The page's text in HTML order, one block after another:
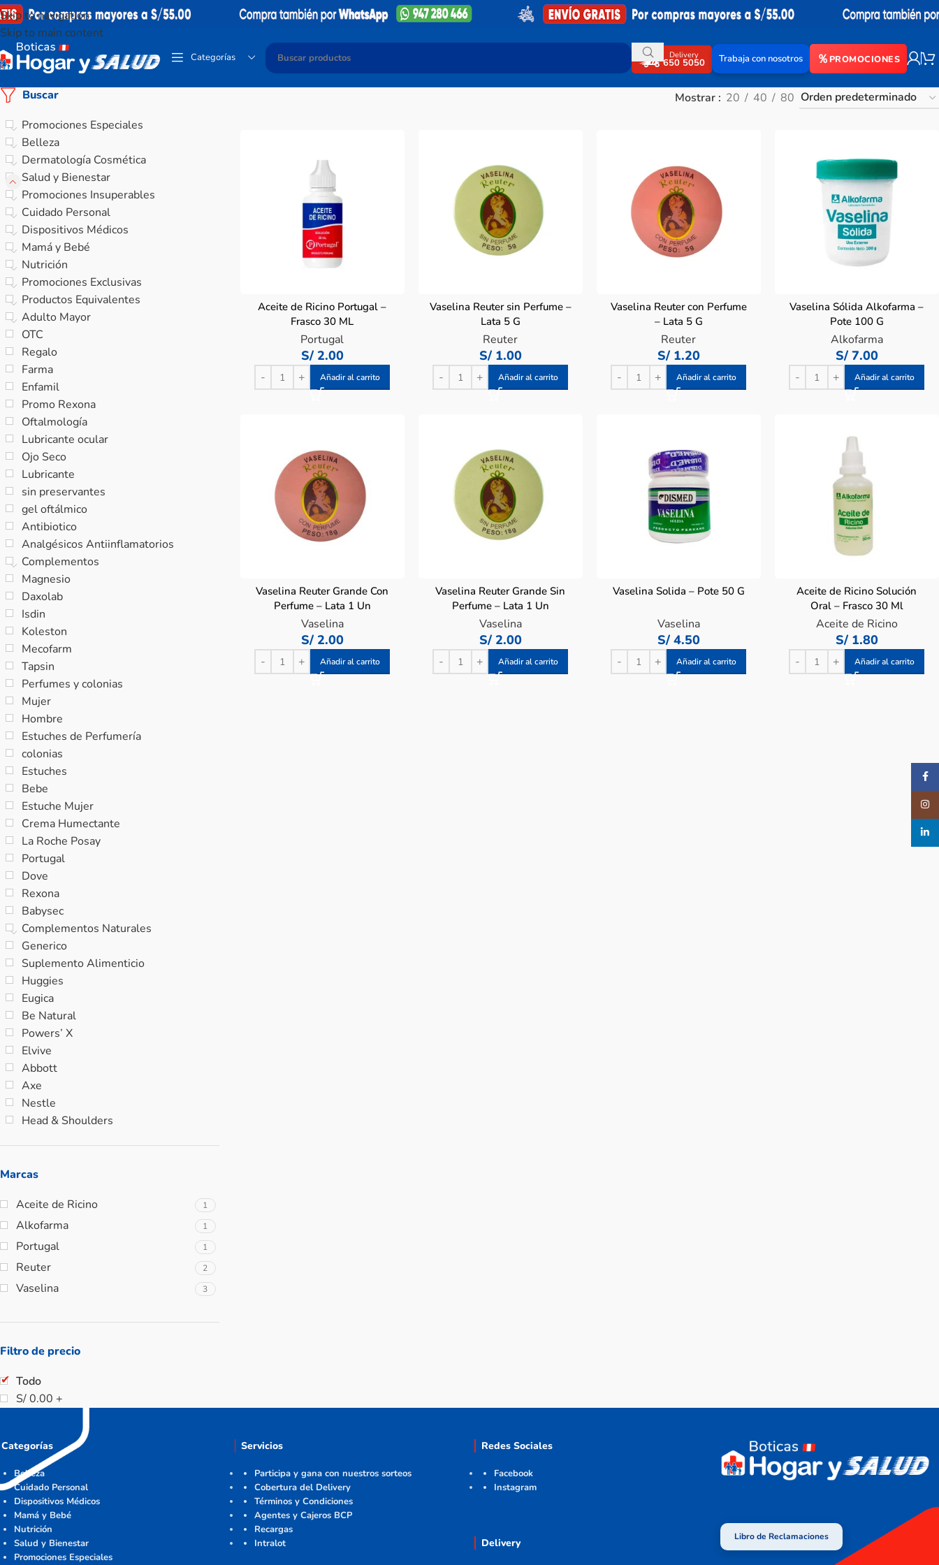
Skip to navigation
Skip to main content
Categorías Delivery
650 5050 Trabaja con nosotros PROMOCIONES
Buscar
Promociones Especiales
Belleza
Dermatología Cosmética
Salud y Bienestar
Promociones Insuperables
Cuidado Personal
Dispositivos Médicos
Mamá y Bebé
Nutrición
Promociones Exclusivas
Productos Equivalentes
Adulto Mayor
OTC
Regalo
Farma
Enfamil
Promo Rexona
Oftalmología
Lubricante ocular
Ojo Seco
Lubricante
sin preservantes
gel oftálmico
Antibiotico
Analgésicos Antiinflamatorios
Complementos
Magnesio
Daxolab
Isdin
Koleston
Mecofarm
Tapsin
Perfumes y colonias
Mujer
Hombre
Estuches de Perfumería
colonias
Estuches
Bebe
Estuche Mujer
Crema Humectante
La Roche Posay
Portugal
Dove
Rexona
Babysec
Complementos Naturales
Generico
Suplemento Alimenticio
Huggies
Eugica
Be Natural
Powers’ X
Elvive
Abbott
Axe
Nestle
Head & Shoulders
Marcas
Aceite de Ricino
1
Alkofarma 1
Portugal 1
Reuter 2
Vaselina 3
Filtro de precio
Todo
S/0.00 +
Mostrar 20 40 80
Aceite de Ricino Portugal –
Frasco 30 ML
Portugal
S/2.00
Añadir al carrito
Vaselina Reuter sin Perfume –
Lata 5 G
Reuter
S/1.00
Añadir al carrito
Vaselina Reuter con Perfume
– Lata 5 G
Reuter
S/1.20
Añadir al carrito
Vaselina Sólida Alkofarma –
Pote 100 G
Alkofarma
S/7.00
Añadir al carrito
Vaselina Reuter Grande Con
Perfume – Lata 1 Un
Vaselina
S/2.00
Añadir al carrito
Vaselina Reuter Grande Sin
Perfume – Lata 1 Un
Vaselina
S/2.00
Añadir al carrito
Vaselina Solida – Pote 50 G
Vaselina
S/4.50
Añadir al carrito
Aceite de Ricino Solución
Oral – Frasco 30 Ml
Aceite de Ricino
S/1.80
Añadir al carrito
Categorías
Belleza
Cuidado Personal
Dispositivos Médicos
Mamá y Bebé
Nutrición
Salud y Bienestar
Promociones Especiales
Servicios
Participa y gana con nuestros sorteos
Cobertura del Delivery
Términos y Condiciones
Agentes y Cajeros BCP
Recargas
Intralot
Redes Sociales
Facebook
Instagram
Delivery
Libro de Reclamaciones